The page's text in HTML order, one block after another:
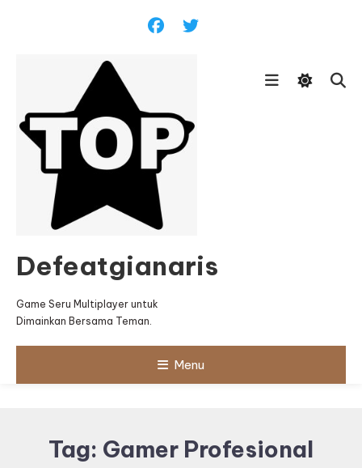
Defeatgianaris
Game Seru Multiplayer untuk
Dimainkan Bersama Teman.
Menu
Tag: Gamer Profesional